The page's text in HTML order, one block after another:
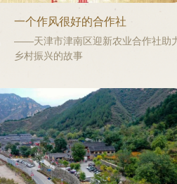
一个作风很好的合作社
——天津市津南区迎新农业合作社助
乡村振兴的故事